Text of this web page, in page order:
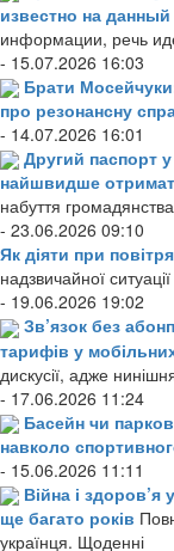
известно на
информации, речь
- 15.07.2026 16:03
Брати
про резонансну
- 14.07.2026 16:01
Другий паспорт
найшвидше
набуття
- 23.06.2026 09:10
Як діяти при
надзвичайної
- 19.06.2026 19:02
Зв’язок без
тарифів у
дискусії, адже
- 17.06.2026 11:24
Басейн чи
навколо
- 15.06.2026 11:11
Війна і здоров’я
ще багато років
українця. Щоденні